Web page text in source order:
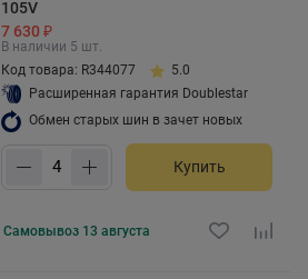
105V
7 630 ₽
В наличии 5 шт.
Код товара: R344077
5.0
Расширенная гарантия Doublestar
Обмен старых шин в зачет новых
Купить
Самовывоз 13 августа